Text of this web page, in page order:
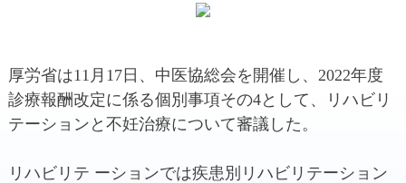
厚労省は11月17日、中医協総会を開催し、2022年度
診療報酬改定に係る個別事項その4として、リハビリ
テーションと不妊治療について審議した。
リハビリテ ーションでは疾患別リハビリテーション